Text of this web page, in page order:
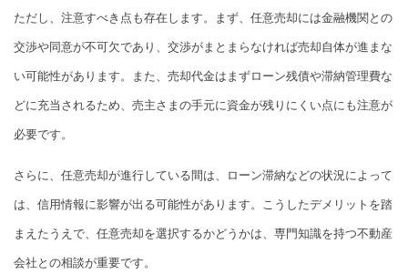
ただし、注意すべき点も存在します。まず、任意売却には金融機関との
交渉や同意が不可欠であり、交渉がまとまらなければ売却自体が進まな
い可能性があります。また、売却代金はまずローン残債や滞納管理費な
どに充当されるため、売主さまの手元に資金が残りにくい点にも注意が
必要です。
さらに、任意売却が進行している間は、ローン滞納などの状況によって
は、信用情報に影響が出る可能性があります。こうしたデメリットを踏
まえたうえで、任意売却を選択するかどうかは、専門知識を持つ不動産
会社との相談が重要です。